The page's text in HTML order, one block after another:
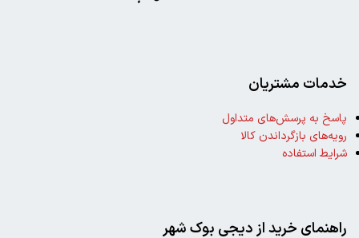
خدمات مشتریان
پاسخ به پرسش‌های متداول
رویه‌های بازگرداندن کالا
شرایط استفاده
راهنمای خرید از دیجی بوک شهر